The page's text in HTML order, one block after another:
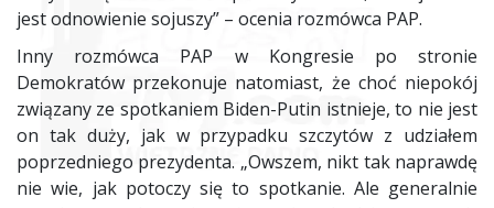
jest odnowienie sojuszy” – ocenia rozmówca PAP.
Inny rozmówca PAP w Kongresie po stronie
Demokratów przekonuje natomiast, że choć niepokój
związany ze spotkaniem Biden-Putin istnieje, to nie jest
on tak duży, jak w przypadku szczytów z udziałem
poprzedniego prezydenta. „Owszem, nikt tak naprawdę
nie wie, jak potoczy się to spotkanie. Ale generalnie